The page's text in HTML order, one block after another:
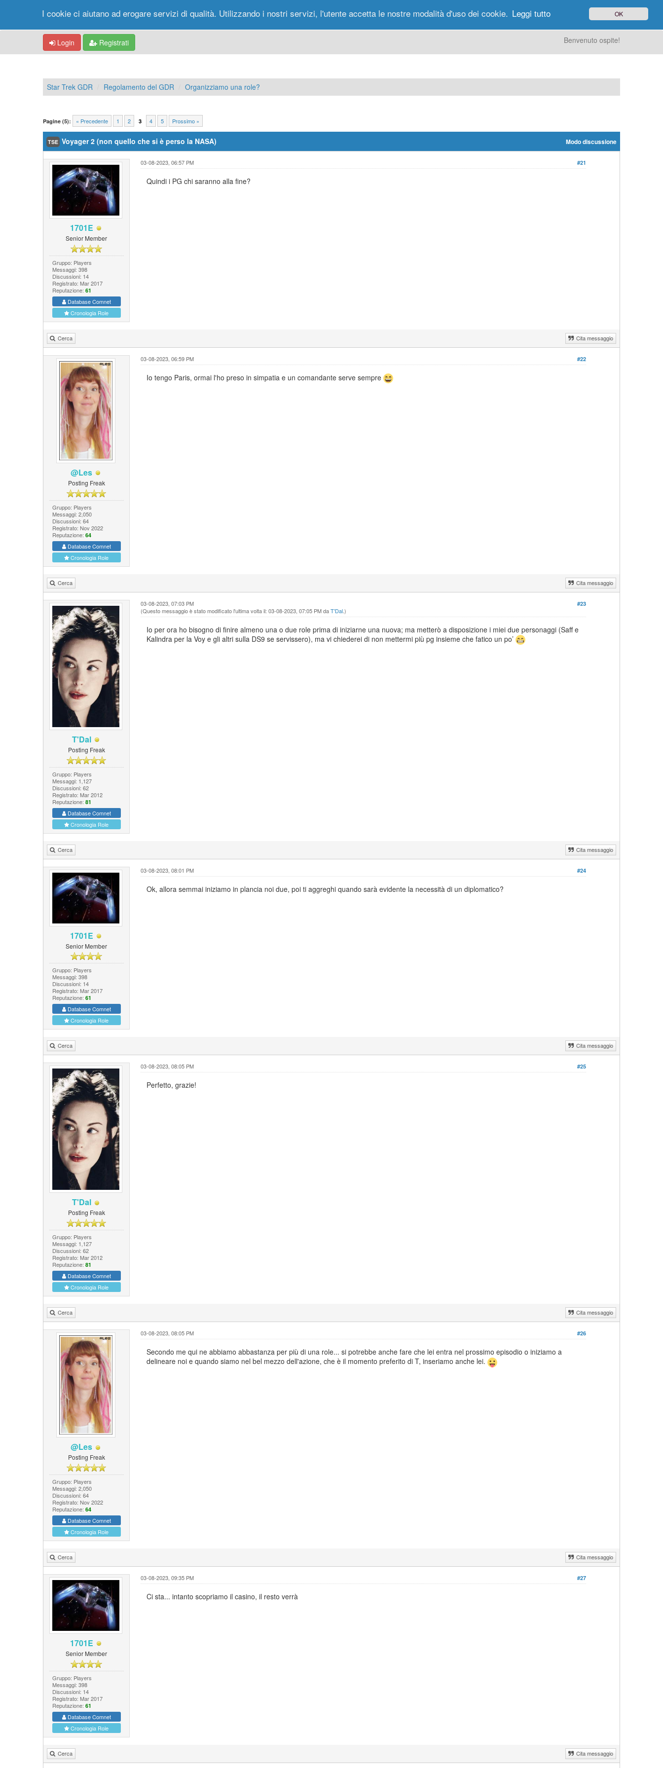
Portale Forum Nuovi Messaggi Messaggi di Oggi Ricerca Utenti
Login Registrati Benvenuto ospite!
Star Trek GDR Regolamento del GDR Organizziamo una role?
Pagine (5): « Precedente 1 2 3 4 5 Prossimo »
Modo discussione
TSE Voyager 2 (non quello che si è perso la NASA)
1701E
Senior Member
Gruppo: Players
Messaggi: 398
Discussioni: 14
Registrato: Mar 2017
Reputazione: 61
Database Comnet
Cronologia Role
#21
03-08-2023, 06:57 PM
Quindi i PG chi saranno alla fine?
Cerca Cita messaggio
@Les
Posting Freak
Gruppo: Players
Messaggi: 2,050
Discussioni: 64
Registrato: Nov 2022
Reputazione: 64
Database Comnet
Cronologia Role
#22
03-08-2023, 06:59 PM
Io tengo Paris, ormai l'ho preso in simpatia e un comandante serve sempre
Cerca Cita messaggio
T'Dal
Posting Freak
Gruppo: Players
Messaggi: 1,127
Discussioni: 62
Registrato: Mar 2012
Reputazione: 81
Database Comnet
Cronologia Role
#23
03-08-2023, 07:03 PM
(Questo messaggio è stato modificato l'ultima volta il: 03-08-2023, 07:05 PM daT'Dal.)
Io per ora ho bisogno di finire almeno una o due role prima di iniziarne una nuova; ma metterò a disposizione i miei due personaggi (Saff e
Kalindra per la Voy e gli altri sulla DS9 se servissero), ma vi chiederei di non mettermi più pg insieme che fatico un po’
Cerca Cita messaggio
1701E
Senior Member
Gruppo: Players
Messaggi: 398
Discussioni: 14
Registrato: Mar 2017
Reputazione: 61
Database Comnet
Cronologia Role
#24
03-08-2023, 08:01 PM
Ok, allora semmai iniziamo in plancia noi due, poi ti aggreghi quando sarà evidente la necessità di un diplomatico?
Cerca Cita messaggio
T'Dal
Posting Freak
Gruppo: Players
Messaggi: 1,127
Discussioni: 62
Registrato: Mar 2012
Reputazione: 81
Database Comnet
Cronologia Role
#25
03-08-2023, 08:05 PM
Perfetto, grazie!
Cerca Cita messaggio
@Les
Posting Freak
Gruppo: Players
Messaggi: 2,050
Discussioni: 64
Registrato: Nov 2022
Reputazione: 64
Database Comnet
Cronologia Role
#26
03-08-2023, 08:05 PM
Secondo me qui ne abbiamo abbastanza per più di una role... si potrebbe anche fare che lei entra nel prossimo episodio o iniziamo a
delineare noi e quando siamo nel bel mezzo dell'azione, che è il momento preferito di T, inseriamo anche lei.
Cerca Cita messaggio
1701E
Senior Member
Gruppo: Players
Messaggi: 398
Discussioni: 14
Registrato: Mar 2017
Reputazione: 61
Database Comnet
Cronologia Role
#27
03-08-2023, 09:35 PM
Ci sta... intanto scopriamo il casino, il resto verrà
Cerca Cita messaggio
I cookie ci aiutano ad erogare servizi di qualità. Utilizzando i nostri servizi, l'utente accetta le nostre modalità d'uso dei cookie. Leggi tutto OK